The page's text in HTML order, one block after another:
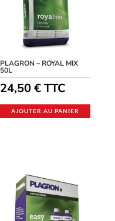
PLAGRON – ROYAL MIX
50L
24,50€TTC
AJOUTER AU PANIER